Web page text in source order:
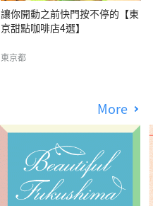
讓你開動之前快門按不停的【東
京甜點咖啡店4選】
東京都
More